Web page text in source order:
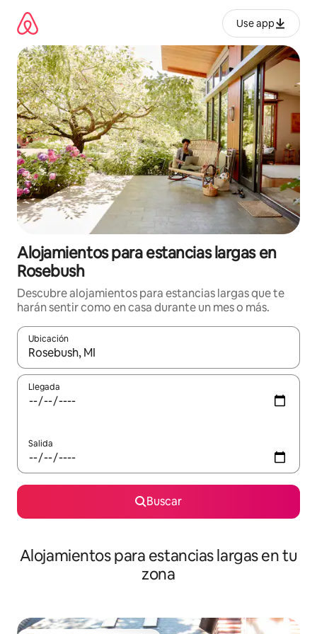
contenido
Use app
Alojamientos para estancias largas en
Rosebush
Descubre alojamientos para estancias largas que te
harán sentir como en casa durante un mes o más.
Ubicación
Cuando los resultados estén disponibles, podrás navegar
Llegada
Salida
Buscar
Alojamientos para estancias largas en tu
zona